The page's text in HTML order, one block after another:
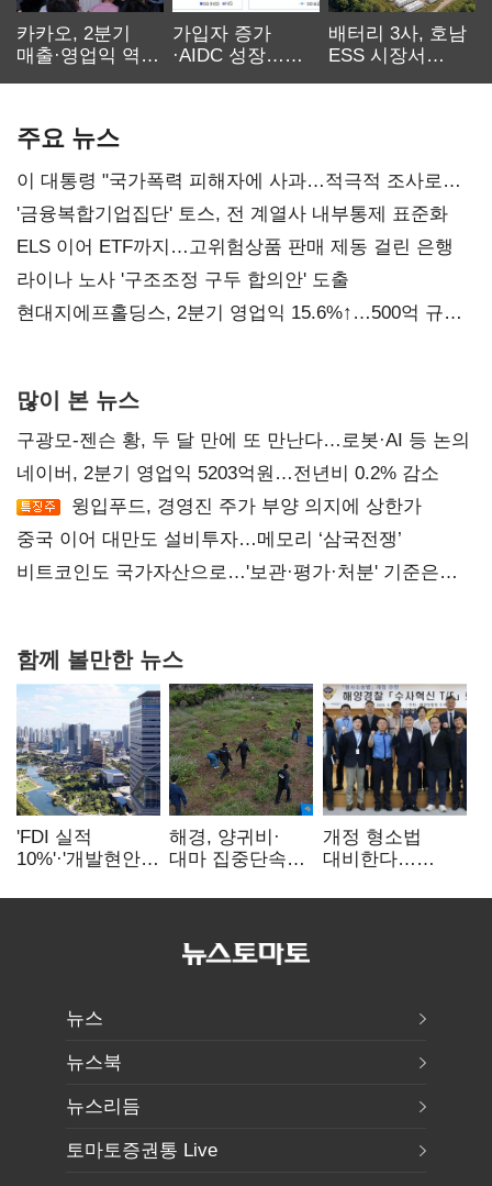
카카오, 2분기
매출·영업익 역대
가입자 증가
·AIDC 성장…
배터리 3사, 호남
ESS 시장서
주요 뉴스
이 대통령 "국가폭력 피해자에 사과…적극적 조사로
진실 밝혀야"
'금융복합기업집단' 토스, 전 계열사 내부통제 표준화
ELS 이어 ETF까지…고위험상품 판매 제동 걸린 은행
라이나 노사 '구조조정 구두 합의안' 도출
현대지에프홀딩스, 2분기 영업익 15.6%↑…500억 규모
많이 본 뉴스
구광모-젠슨 황, 두 달 만에 또 만난다…로봇·AI 등 논의
네이버, 2분기 영업익 5203억원…전년비 0.2% 감소
윙입푸드, 경영진 주가 부양 의지에 상한가
중국 이어 대만도 설비투자…메모리 ‘삼국전쟁’
비트코인도 국가자산으로…'보관·평가·처분' 기준은
함께 볼만한 뉴스
'FDI 실적
10%'·'개발현안
인천경제청장
해경, 양귀비·
대마 집중단속…
249명 검거
개정 형소법
대비한다…
'수사혁신TF'
뉴스
뉴스북
뉴스리듬
토마토증권통 Live